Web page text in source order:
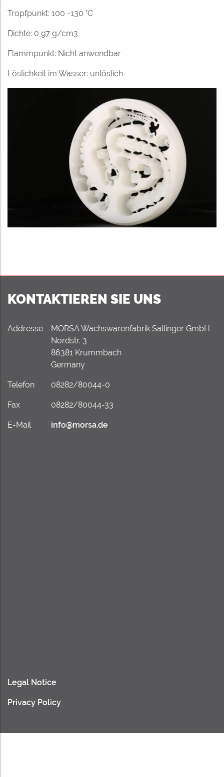
Tropfpunkt: 100 -130 °C
Dichte: 0,97 g/cm3
Flammpunkt: Nicht anwendbar
Löslichkeit im Wasser: unlöslich
KONTAKTIEREN SIE UNS
Addresse
MORSA Wachswarenfabrik Sallinger GmbH
Nordstr. 3
86381 Krummbach
Germany
Telefon 08282/80044-0
Fax 08282/80044-33
E-Mail info@morsa.de
Legal Notice
Privacy Policy